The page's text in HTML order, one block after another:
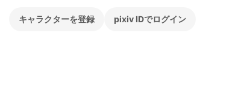
キャラクターを登録 pixiv IDでログイン